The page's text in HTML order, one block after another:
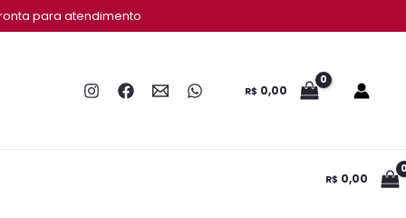
para atendimento
R$ 0,00
R$ 0,00